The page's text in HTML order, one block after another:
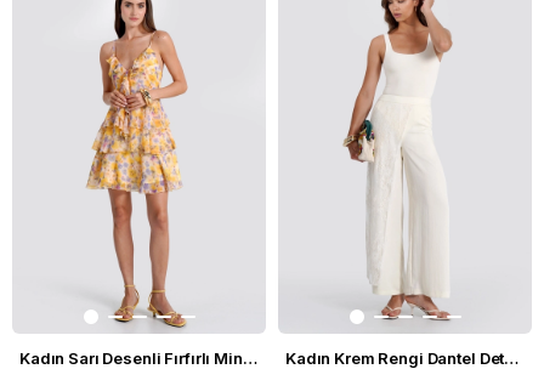
Kadın Sarı Desenli Fırfırlı Mini Şifon Elbise Kadın Krem Rengi Dantel Detaylı Bol Paça Pantolon